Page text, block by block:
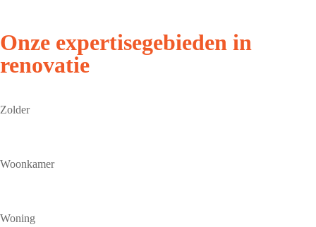
Onze expertisegebieden in
renovatie
Zolder
Woonkamer
Woning